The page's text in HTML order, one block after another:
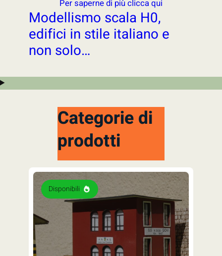
Per saperne di più clicca qui
Modellismo scala H0,
edifici in stile italiano e
non solo…
Categorie di
prodotti
Disponibili